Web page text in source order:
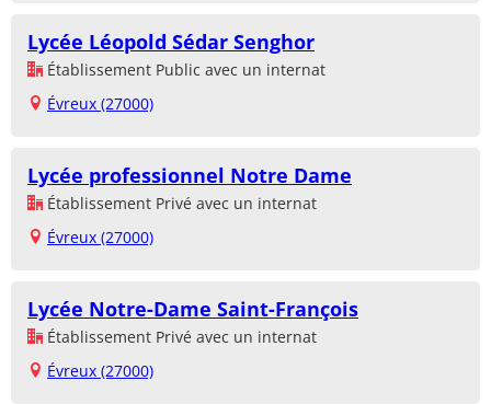
Lycée Léopold Sédar Senghor
Établissement Public avec un internat
Évreux (27000)
Lycée professionnel Notre Dame
Établissement Privé avec un internat
Évreux (27000)
Lycée Notre-Dame Saint-François
Établissement Privé avec un internat
Évreux (27000)